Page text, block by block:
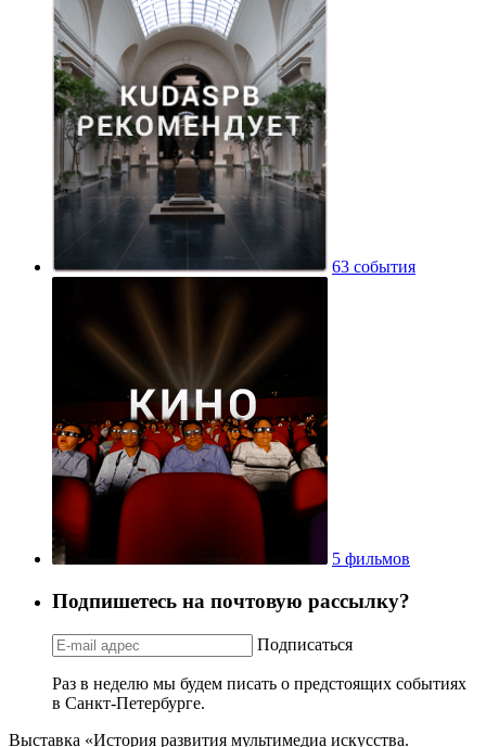
63 события
5 фильмов
Подпишетесь на почтовую рассылку?
Подписаться
Раз в неделю мы будем писать о предстоящих событиях
в Санкт-Петербурге.
Выставка «История развития мультимедиа искусства.